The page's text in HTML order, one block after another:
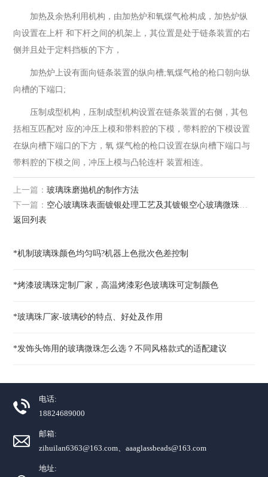
加热及余热利用机构，由加热炉和氧煤气枪构成，加热炉纵
向设置在上杆 和下杆之间的机架上，其位置是处于链条装置的右
侧并且处于定料挡板的下方，
加热炉上设有面向链条装置的纵向槽;氧煤气枪的枪口朝向纵
向槽的下端口;
压制成型机构，压制成型机构设置在链条装置的右侧，其包
括相互匹配对 应的冲压上模和带料腔的下模，带料腔的下模设置
在纵向槽下端口的下方，氧 煤气枪的枪口设置在纵向槽下端口与
带料腔的下模之间，冲压上模与凸轮连杆 装置相连。
上一篇：玻璃珠磨抛机的制作方法
返回列表
下一篇： 空心玻璃珠表面镀银处理工艺及其镀银空心玻璃微珠的制作方法
*机制玻璃珠颜色均匀吗?机器上色批次色差控制
*烤漆玻璃珠定制厂家，高温烤漆彩色玻璃珠可定制颜色
*玻璃珠厂家-玻璃砂的特点、好处及作用
*发饰头饰用的玻璃微珠怎么选？不同风格款式的适配建议
电话:
18824689000
邮箱:
zihuilan6363@163.com、aaaglassbeads@163.com
地址: